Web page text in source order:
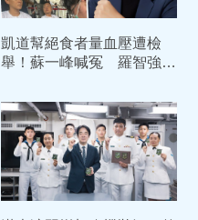
凱道幫絕食者量血壓遭檢
舉！蘇一峰喊冤 羅智強聲